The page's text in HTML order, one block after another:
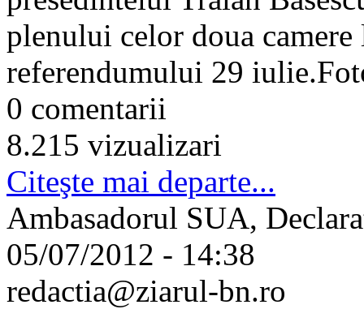
plenului celor doua
referendumului 29
0 comentarii
8.215 vizualizari
Citeşte mai departe...
Ambasadorul SUA,
05/07/2012 - 14:38
redactia@ziarul-bn.ro